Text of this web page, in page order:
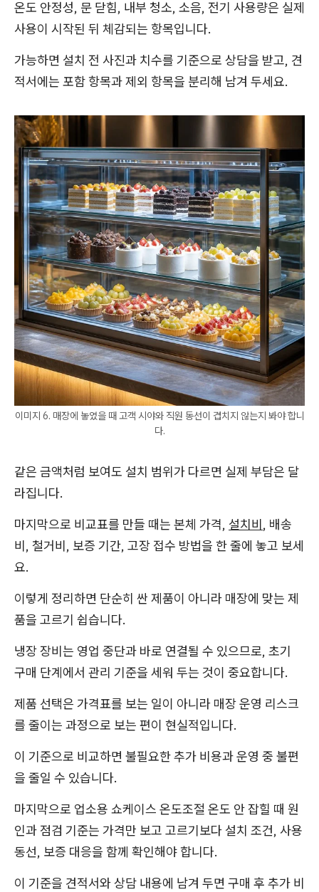
온도 안정성, 문 닫힘, 내부 청소, 소음, 전기 사용량은 실제
사용이 시작된 뒤 체감되는 항목입니다.
가능하면 설치 전 사진과 치수를 기준으로 상담을 받고, 견
적서에는 포함 항목과 제외 항목을 분리해 남겨 두세요.
이미지 6. 매장에 놓였을 때 고객 시야와 직원 동선이 겹치지 않는지 봐야 합니
다.
같은 금액처럼 보여도 설치 범위가 다르면 실제 부담은 달
라집니다.
마지막으로 비교표를 만들 때는 본체 가격, 설치비, 배송
비, 철거비, 보증 기간, 고장 접수 방법을 한 줄에 놓고 보세
요.
이렇게 정리하면 단순히 싼 제품이 아니라 매장에 맞는 제
품을 고르기 쉽습니다.
냉장 장비는 영업 중단과 바로 연결될 수 있으므로, 초기
구매 단계에서 관리 기준을 세워 두는 것이 중요합니다.
제품 선택은 가격표를 보는 일이 아니라 매장 운영 리스크
를 줄이는 과정으로 보는 편이 현실적입니다.
이 기준으로 비교하면 불필요한 추가 비용과 운영 중 불편
을 줄일 수 있습니다.
마지막으로 업소용 쇼케이스 온도조절 온도 안 잡힐 때 원
인과 점검 기준는 가격만 보고 고르기보다 설치 조건, 사용
동선, 보증 대응을 함께 확인해야 합니다.
이 기준을 견적서와 상담 내용에 남겨 두면 구매 후 추가 비